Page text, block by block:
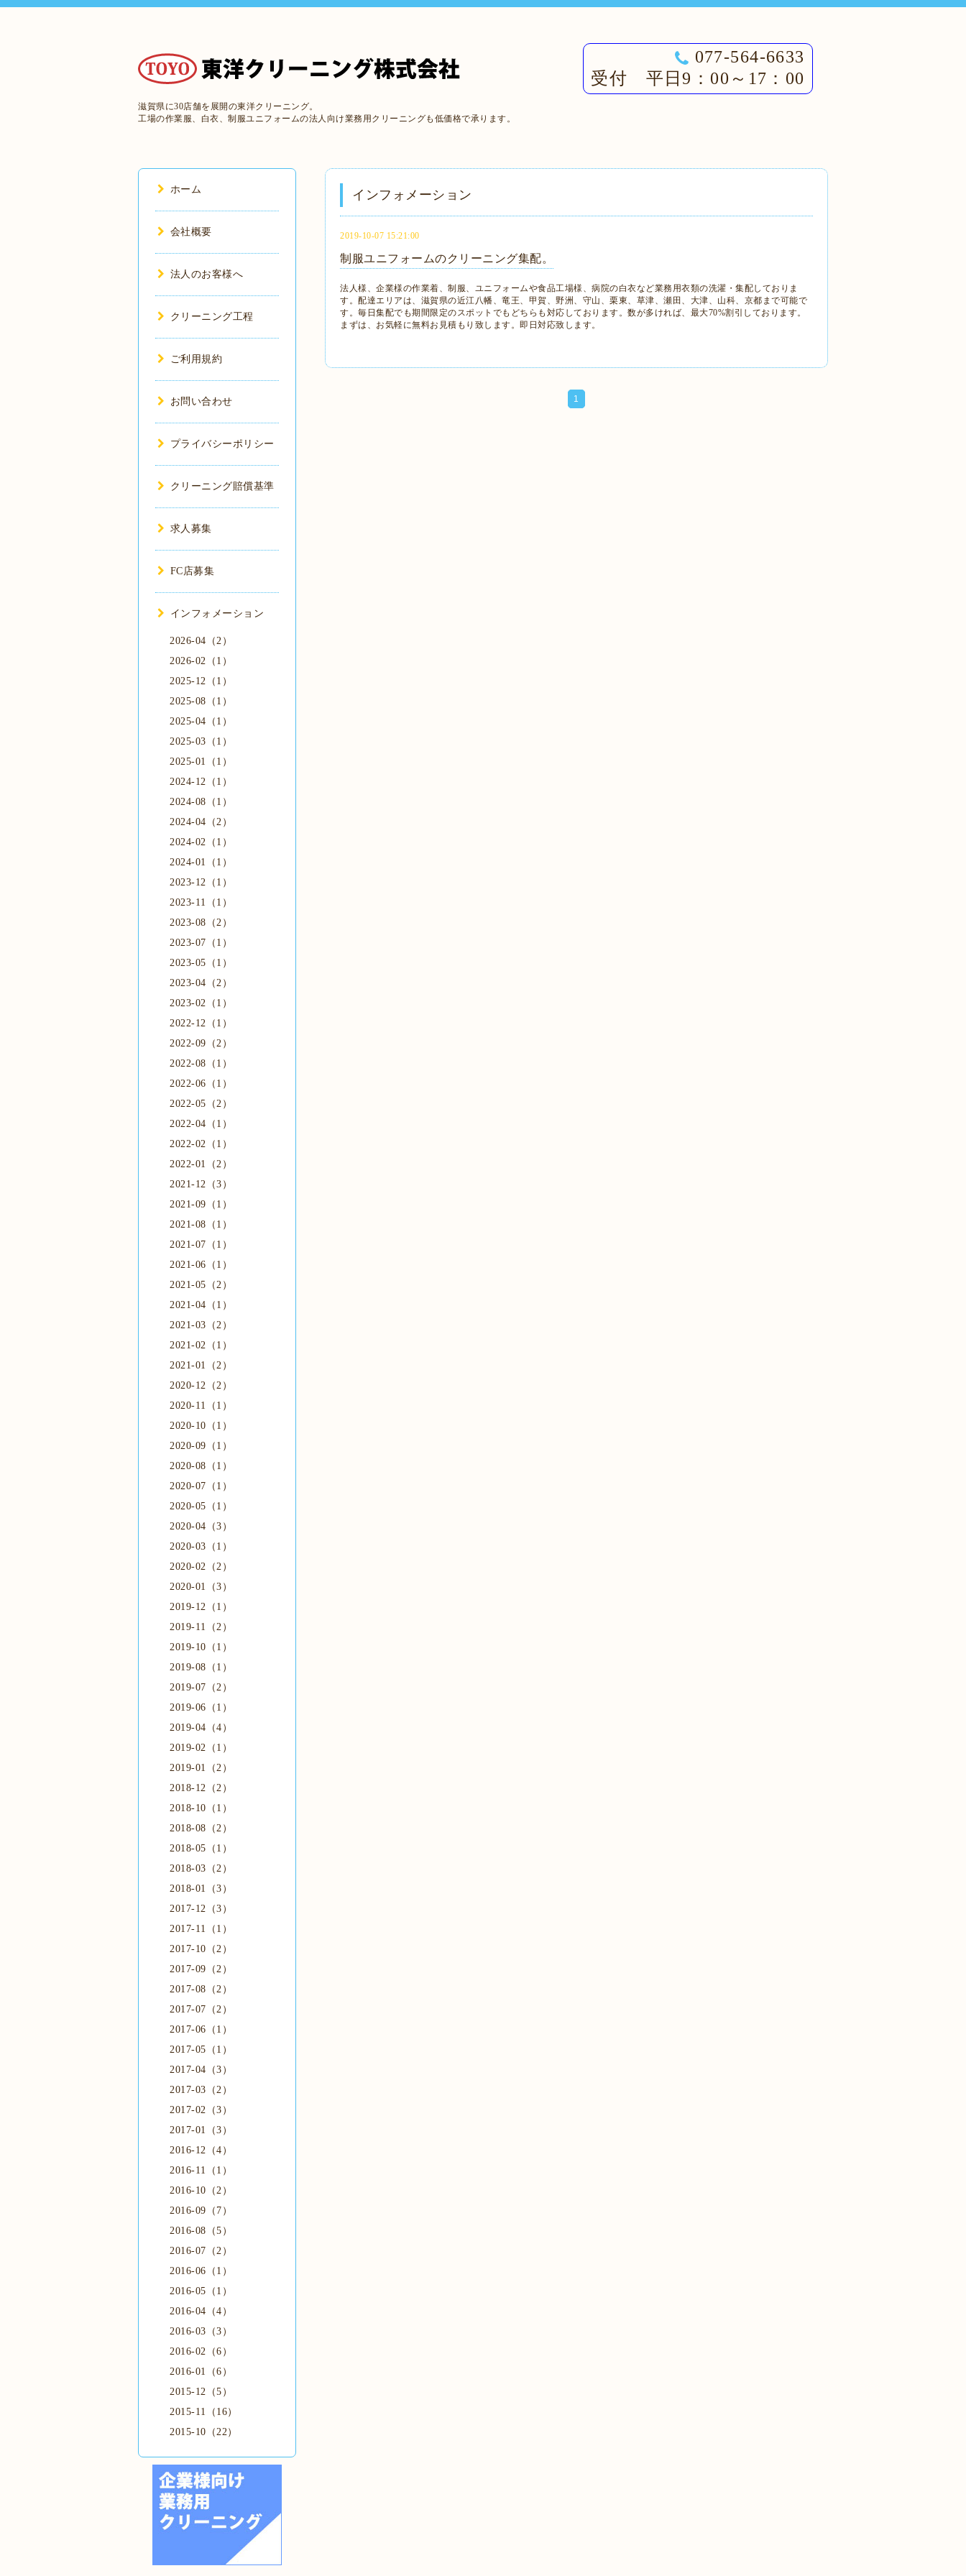
滋賀県に30店舗を展開の東洋クリーニング。
工場の作業服、白衣、制服ユニフォームの法人向け業務用クリーニングも低価格で承ります。
077-564-6633
受付 平日9：00～17：00
インフォメーション
2019-10-07 15:21:00
制服ユニフォームのクリーニング集配。
法人様、企業様の作業着、制服、ユニフォームや食品工場様、病院の白衣など業務用衣類の洗濯・集配しておりま
す。配達エリアは、滋賀県の近江八幡、竜王、甲賀、野洲、守山、栗東、草津、瀬田、大津、山科、京都まで可能で
す。毎日集配でも期間限定のスポットでもどちらも対応しております。数が多ければ、最大70%割引しております。
まずは、お気軽に無料お見積もり致します。即日対応致します。
1
ホーム
会社概要
法人のお客様へ
クリーニング工程
ご利用規約
お問い合わせ
プライバシーポリシー
クリーニング賠償基準
求人募集
FC店募集
インフォメーション
2026-04（2）
2026-02（1）
2025-12（1）
2025-08（1）
2025-04（1）
2025-03（1）
2025-01（1）
2024-12（1）
2024-08（1）
2024-04（2）
2024-02（1）
2024-01（1）
2023-12（1）
2023-11（1）
2023-08（2）
2023-07（1）
2023-05（1）
2023-04（2）
2023-02（1）
2022-12（1）
2022-09（2）
2022-08（1）
2022-06（1）
2022-05（2）
2022-04（1）
2022-02（1）
2022-01（2）
2021-12（3）
2021-09（1）
2021-08（1）
2021-07（1）
2021-06（1）
2021-05（2）
2021-04（1）
2021-03（2）
2021-02（1）
2021-01（2）
2020-12（2）
2020-11（1）
2020-10（1）
2020-09（1）
2020-08（1）
2020-07（1）
2020-05（1）
2020-04（3）
2020-03（1）
2020-02（2）
2020-01（3）
2019-12（1）
2019-11（2）
2019-10（1）
2019-08（1）
2019-07（2）
2019-06（1）
2019-04（4）
2019-02（1）
2019-01（2）
2018-12（2）
2018-10（1）
2018-08（2）
2018-05（1）
2018-03（2）
2018-01（3）
2017-12（3）
2017-11（1）
2017-10（2）
2017-09（2）
2017-08（2）
2017-07（2）
2017-06（1）
2017-05（1）
2017-04（3）
2017-03（2）
2017-02（3）
2017-01（3）
2016-12（4）
2016-11（1）
2016-10（2）
2016-09（7）
2016-08（5）
2016-07（2）
2016-06（1）
2016-05（1）
2016-04（4）
2016-03（3）
2016-02（6）
2016-01（6）
2015-12（5）
2015-11（16）
2015-10（22）